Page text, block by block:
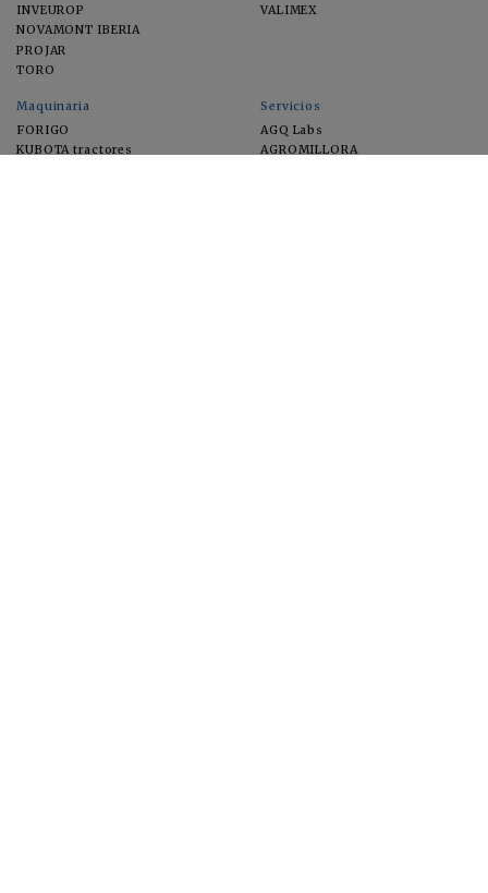
INVEUROP
NOVAMONT IBERIA
PROJAR
TORO
VALIMEX
Maquinaria
FORIGO
KUBOTA tractores
Servicios
AGQ Labs
AGROMILLORA